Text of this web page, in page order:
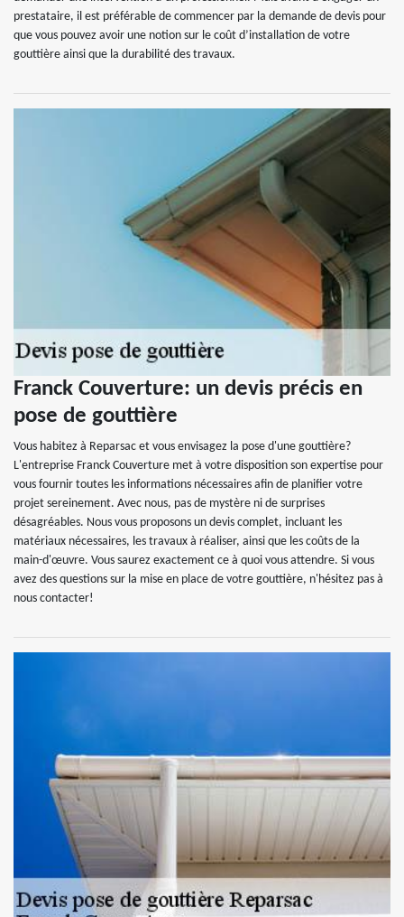
prestataire, il est préférable de commencer par la demande de devis pour
que vous pouvez avoir une notion sur le coût d’installation de votre
gouttière ainsi que la durabilité des travaux.
Franck Couverture: un devis précis en
pose de gouttière
Vous habitez à Reparsac et vous envisagez la pose d'une gouttière?
L'entreprise Franck Couverture met à votre disposition son expertise pour
vous fournir toutes les informations nécessaires afin de planifier votre
projet sereinement. Avec nous, pas de mystère ni de surprises
désagréables. Nous vous proposons un devis complet, incluant les
matériaux nécessaires, les travaux à réaliser, ainsi que les coûts de la
main-d'œuvre. Vous saurez exactement ce à quoi vous attendre. Si vous
avez des questions sur la mise en place de votre gouttière, n'hésitez pas à
nous contacter!